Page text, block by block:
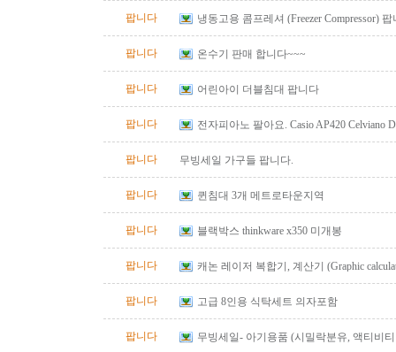
팝니다 냉동고용 콤프레셔 (Freezer Compressor) 팝
팝니다 온수기 판매 합니다~~~
팝니다 어린아이 더블침대 팝니다
팝니다
전자피아노 팔아요. Casio AP420 Celviano
팝니다
무빙세일 가구들 팝니다.
팝니다 퀸침대 3개 메트로타운지역
팝니다 블랙박스 thinkware x350 미개봉
팝니다
캐논 레이저 복합기, 계산기 (Graphic
팝니다
고급 8인용 식탁세트 의자포함
팝니다
무빙세일- 아기용품 (시밀락분유, 액티비